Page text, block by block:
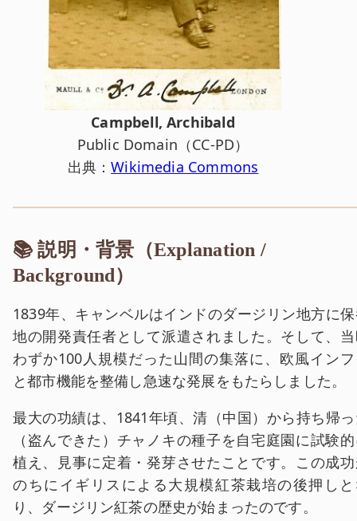
Campbell, Archibald
Public Domain（CC-PD）
出典：Wikimedia Commons
📚 説明・背景（Explanation /
Background）
1839年、キャンベルはインドのダージリン地方に
地の開発責任者として派遣されました。そして、
わずか100人規模だった山間の集落に、欧風イン
と都市機能を整備し急速な発展をもたらしました。
最大の功績は、1841年頃、清（中国）から持ち帰
（盗んできた）チャノキの種子を自宅庭園に試験
植え、見事に定着・発芽させたことです。この成
のちにイギリスによる大規模紅茶栽培の後押し
り、ダージリン紅茶の歴史が始まったのです。